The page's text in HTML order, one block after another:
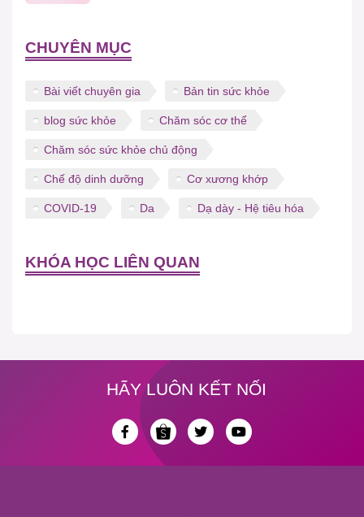
CHUYÊN MỤC
Bài viết chuyên gia Bản tin sức khỏe
blog sức khỏe Chăm sóc cơ thể
Chăm sóc sức khỏe chủ động
Chế độ dinh dưỡng Cơ xương khớp
COVID-19 Da Dạ dày - Hệ tiêu hóa
KHÓA HỌC LIÊN QUAN
HÃY LUÔN KẾT NỐI